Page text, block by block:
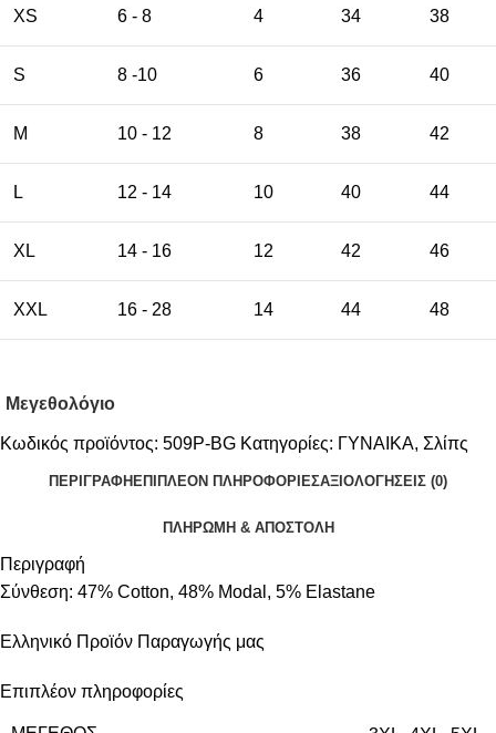
XS 6 - 8 4 34 38
S 8 -10 6 36 40
M 10 - 12 8 38 42
L 12 - 14 10 40 44
XL 14 - 16 12 42 46
XXL 16 - 28 14 44 48
Μεγεθολόγιο
Κωδικός προϊόντος: 509P-BG Κατηγορίες: ΓΥΝΑΙΚΑ, Σλίπς
ΠΕΡΙΓΡΑΦΉ ΕΠΙΠΛΈΟΝ ΠΛΗΡΟΦΟΡΊΕΣΑΞΙΟΛΟΓΉΣΕΙΣ (0)
ΠΛΗΡΩΜΗ & ΑΠΟΣΤΟΛΗ
Περιγραφή
Σύνθεση: 47% Cotton, 48% Modal, 5% Elastane
Ελληνικό Προϊόν Παραγωγής μας
Επιπλέον πληροφορίες